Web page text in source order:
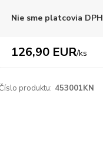
Nie sme platcovia DPH
126,90 EUR/ks
produktu: 453001KN